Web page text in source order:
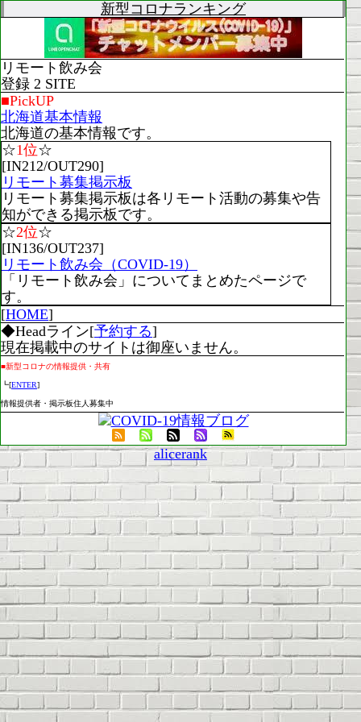
新型コロナランキング
リモート飲み会
登録 2 SITE
■PickUP
北海道基本情報
北海道の基本情報です。
☆1位☆
[IN212/OUT290]
リモート募集掲示板
リモート募集掲示板は各リモート活動の募集や告
知ができる掲示板です。
☆2位☆
[IN136/OUT237]
リモート飲み会（COVID-19）
「リモート飲み会」についてまとめたページで
す。
[HOME]
◆Headライン[予約する]
現在掲載中のサイトは御座いません。
■新型コロナの情報提供・共有
┗[ENTER]
情報提供者・掲示板住人募集中
alicerank